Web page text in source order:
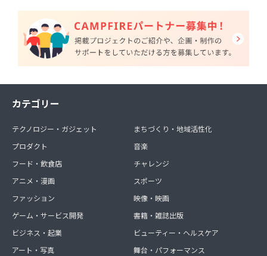
カテゴリー
テクノロジー・ガジェット
プロダクト
フード・飲食店
アニメ・漫画
ファッション
ゲーム・サービス開発
ビジネス・起業
アート・写真
まちづくり・地域活性化
音楽
チャレンジ
スポーツ
映像・映画
書籍・雑誌出版
ビューティー・ヘルスケア
舞台・パフォーマンス